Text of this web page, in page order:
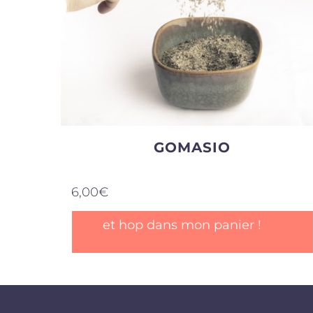
GOMASIO
6,00€
et hop dans mon panier !